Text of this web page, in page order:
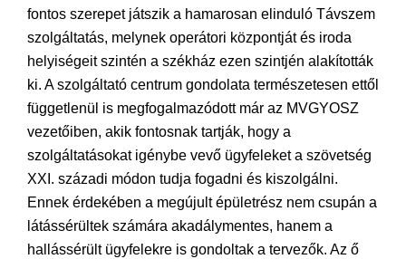
fontos szerepet játszik a hamarosan elinduló Távszem
szolgáltatás, melynek operátori központját és iroda
helyiségeit szintén a székház ezen szintjén alakították
ki. A szolgáltató centrum gondolata természetesen ettől
függetlenül is megfogalmazódott már az MVGYOSZ
vezetőiben, akik fontosnak tartják, hogy a
szolgáltatásokat igénybe vevő ügyfeleket a szövetség
XXI. századi módon tudja fogadni és kiszolgálni.
Ennek érdekében a megújult épületrész nem csupán a
látássérültek számára akadálymentes, hanem a
hallássérült ügyfelekre is gondoltak a tervezők. Az ő